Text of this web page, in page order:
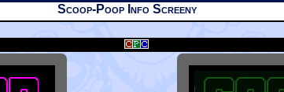
Scoop-Poop Info Screeny